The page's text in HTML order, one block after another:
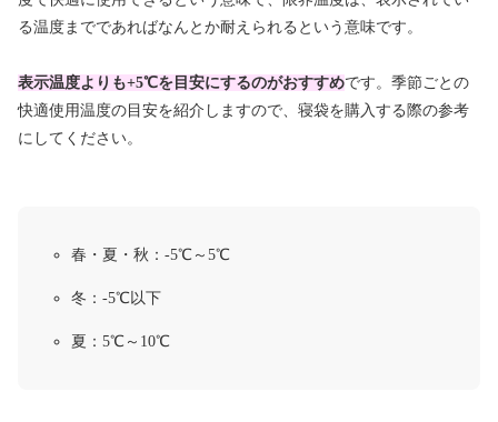
る温度までであればなんとか耐えられるという意味です。
表示温度よりも+5℃を目安にするのがおすすめです。季節ごとの
快適使用温度の目安を紹介しますので、寝袋を購入する際の参考
にしてください。
春・夏・秋：-5℃～5℃
冬：-5℃以下
夏：5℃～10℃